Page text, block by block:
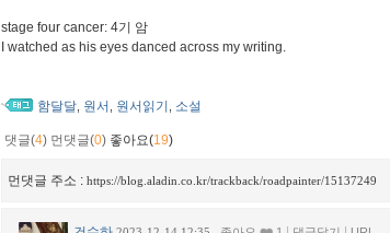
stage four cancer: 4기 암
I watched as his eyes danced across my writing.
함달달, 원서 , 원서읽기 , 소설
댓글(4) 먼댓글(0) 좋아요(19)
먼댓글 주소 : https://blog.aladin.co.kr/trackback/roadpainter/15137249